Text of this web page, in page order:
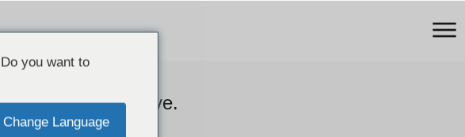
de copos de nieve.
you want to
Change Language